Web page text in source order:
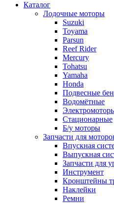
Каталог
Лодочные моторы
Suzuki
Toyama
Parsun
Reef Rider
Mercury
Tohatsu
Yamaha
Honda
Подвесные
Водомётные
Стационарные
Б/у моторы
Запчасти для
Впускная
Выпускная
Запчасти для
Инструмент
Кронштейны
Наклейки
Ремни